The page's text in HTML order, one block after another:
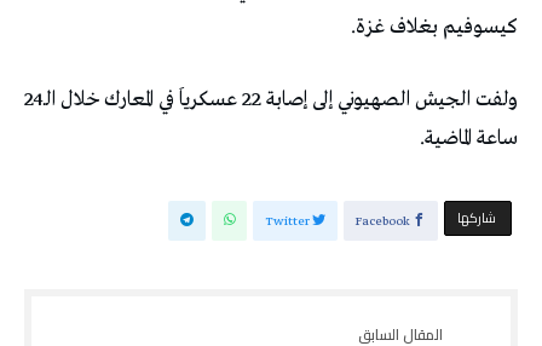
كيسوفيم بغلاف غزة.
ولفت الجيش الصهيوني إلى إصابة 22 عسكرياَ في المعارك خلال الـ24
ساعة الماضية.
‫‫ شاركها‬ Facebook
Twitter